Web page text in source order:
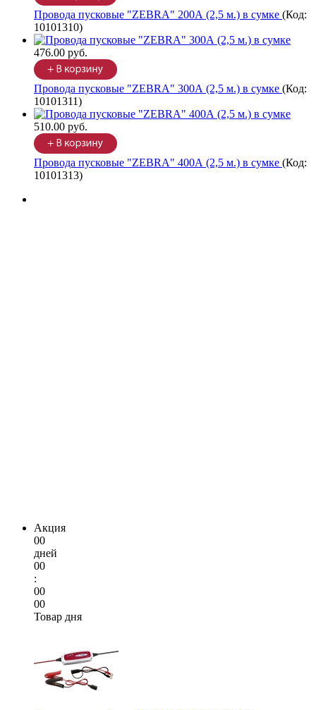
Провода пусковые "ZEBRA" 200А (2,5 м.) в сумке (Код:
10101310)
476.00 руб.
Провода пусковые "ZEBRA" 300А (2,5 м.) в сумке (Код:
10101311)
510.00 руб.
Провода пусковые "ZEBRA" 400А (2,5 м.) в сумке (Код:
10101313)
Акция
00
дней
00
:
00
00
Товар дня